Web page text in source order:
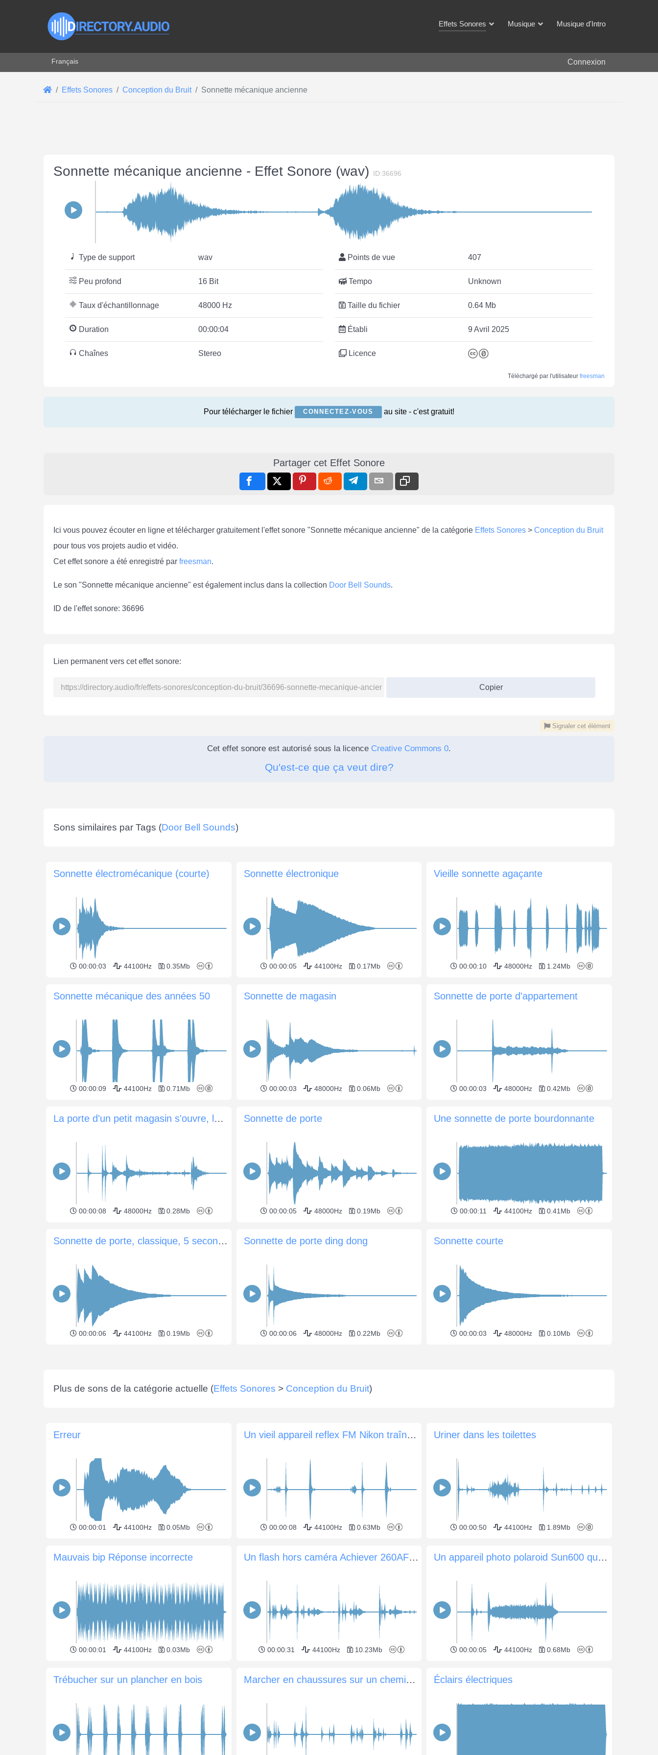
Effets Sonores Musique Musique d'Intro
Sélectionnez votre langue
Français Connexion
Effets Sonores Conception du Bruit Sonnette mécanique ancienne
Sonnette mécanique ancienne - Effet Sonore (wav) ID:36696
Type de support wav
Peu profond 16 Bit
Taux d'échantillonnage 48000 Hz
Duration 00:00:04
Chaînes Stereo
Points de vue 407
Tempo Unknown
Taille du fichier 0.64 Mb
Établi 9 Avril 2025
Licence
Téléchargé par l'utilisateur freesman
Pour télécharger le fichier CONNECTEZ-VOUS au site - c'est gratuit!
Partager cet Effet Sonore
Ici vous pouvez écouter en ligne et télécharger gratuitement l'effet sonore "Sonnette mécanique ancienne" de la catégorie Effets Sonores > Conception du Bruit
pour tous vos projets audio et vidéo.
Cet effet sonore a été enregistré par freesman.
Le son "Sonnette mécanique ancienne" est également inclus dans la collection Door Bell Sounds.
ID de l'effet sonore: 36696
Lien permanent vers cet effet sonore:
Copier
Signaler cet élément
Cet effet sonore est autorisé sous la licence Creative Commons 0.
Qu'est-ce que ça veut dire?
Sons similaires par Tags (Door Bell Sounds)
Sonnette électromécanique (courte)
00:00:03 44100Hz 0.35Mb
Sonnette électronique
00:00:05 44100Hz 0.17Mb
Vieille sonnette agaçante
00:00:10 48000Hz 1.24Mb
Sonnette mécanique des années 50
00:00:09 44100Hz 0.71Mb
Sonnette de magasin
00:00:03 48000Hz 0.06Mb
Sonnette de porte d'appartement
00:00:03 48000Hz 0.42Mb
La porte d'un petit magasin s'ouvre, la cloche attachée sonne
00:00:08 48000Hz 0.28Mb
Sonnette de porte
00:00:05 48000Hz 0.19Mb
Une sonnette de porte bourdonnante
00:00:11 44100Hz 0.41Mb
Sonnette de porte, classique, 5 secondes
00:00:06 44100Hz 0.19Mb
Sonnette de porte ding dong
00:00:06 48000Hz 0.22Mb
Sonnette courte
00:00:03 48000Hz 0.10Mb
Plus de sons de la catégorie actuelle (Effets Sonores > Conception du Bruit)
Erreur
00:00:01 44100Hz 0.05Mb
Un vieil appareil reflex FM Nikon traînant de la pellicule et de l'obturateur
00:00:08 44100Hz 0.63Mb
Uriner dans les toilettes
00:00:50 44100Hz 1.89Mb
Mauvais bip Réponse incorrecte
00:00:01 44100Hz 0.03Mb
Un flash hors caméra Achiever 260AF déchargé et rechargé
00:00:31 44100Hz 10.23Mb
Un appareil photo polaroid Sun600 qui prend et imprime une photo
00:00:05 44100Hz 0.68Mb
Trébucher sur un plancher en bois Marcher en chaussures sur un chemin granuleux Éclairs électriques